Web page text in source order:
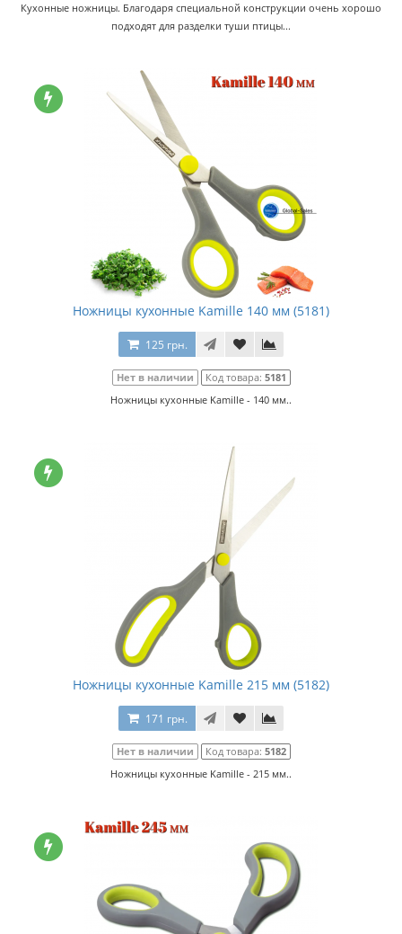
Кухонные ножницы. Благодаря специальной конструкции очень хорошо
подходят для разделки туши птицы...
Ножницы кухонные Kamille 140 мм (5181)
125 грн.
Нет в наличии Код товара: 5181
Ножницы кухонные Kamille - 140 мм..
Ножницы кухонные Kamille 215 мм (5182)
171 грн.
Нет в наличии Код товара: 5182
Ножницы кухонные Kamille - 215 мм..